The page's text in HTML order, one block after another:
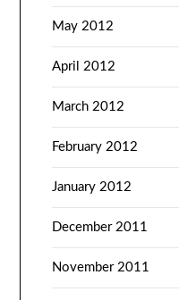
May 2012
April 2012
March 2012
February 2012
January 2012
December 2011
November 2011